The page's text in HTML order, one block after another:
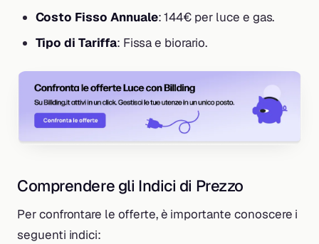
Costo Fisso Annuale: 144€ per luce e gas.
Tipo di Tariffa: Fissa e biorario.
Comprendere gli Indici di Prezzo
Per confrontare le offerte, è importante conoscere i
seguenti indici: